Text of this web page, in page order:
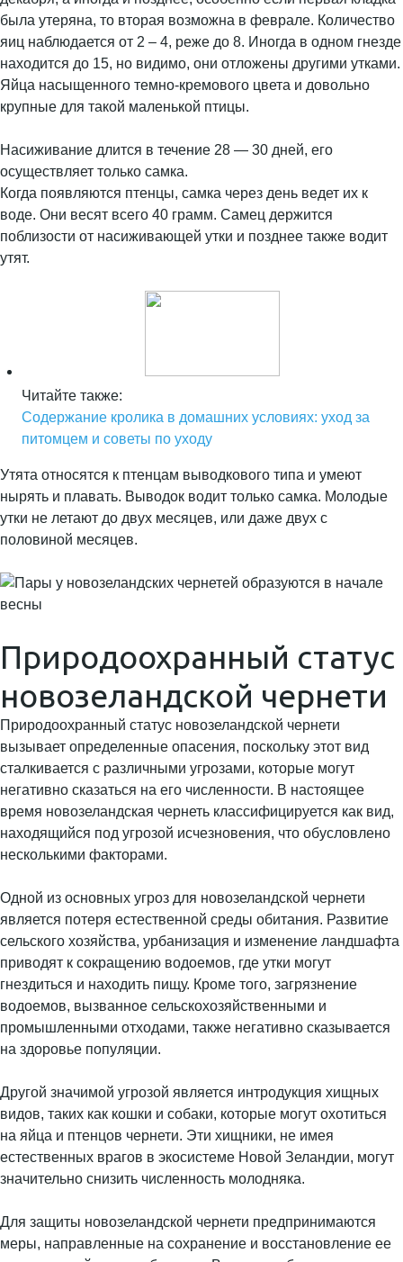
была утеряна, то вторая возможна в феврале. Количество
яиц наблюдается от 2 – 4, реже до 8. Иногда в одном гнезде
находится до 15, но видимо, они отложены другими утками.
Яйца насыщенного темно-кремового цвета и довольно
крупные для такой маленькой птицы.
Насиживание длится в течение 28 — 30 дней, его
осуществляет только самка.
Когда появляются птенцы, самка через день ведет их к
воде. Они весят всего 40 грамм. Самец держится
поблизости от насиживающей утки и позднее также водит
утят.
Читайте также:
Содержание кролика в домашних условиях: уход за
питомцем и советы по уходу
Утята относятся к птенцам выводкового типа и умеют
нырять и плавать. Выводок водит только самка. Молодые
утки не летают до двух месяцев, или даже двух с
половиной месяцев.
Природоохранный статус
новозеландской чернети
Природоохранный статус новозеландской чернети
вызывает определенные опасения, поскольку этот вид
сталкивается с различными угрозами, которые могут
негативно сказаться на его численности. В настоящее
время новозеландская чернеть классифицируется как вид,
находящийся под угрозой исчезновения, что обусловлено
несколькими факторами.
Одной из основных угроз для новозеландской чернети
является потеря естественной среды обитания. Развитие
сельского хозяйства, урбанизация и изменение ландшафта
приводят к сокращению водоемов, где утки могут
гнездиться и находить пищу. Кроме того, загрязнение
водоемов, вызванное сельскохозяйственными и
промышленными отходами, также негативно сказывается
на здоровье популяции.
Другой значимой угрозой является интродукция хищных
видов, таких как кошки и собаки, которые могут охотиться
на яйца и птенцов чернети. Эти хищники, не имея
естественных врагов в экосистеме Новой Зеландии, могут
значительно снизить численность молодняка.
Для защиты новозеландской чернети предпринимаются
меры, направленные на сохранение и восстановление ее